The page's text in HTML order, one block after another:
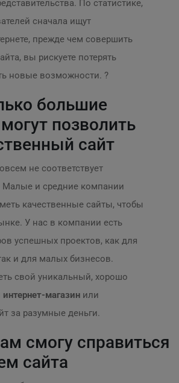
По статистике,
сначала ищут
прежде чем совершить
вы рискуете потерять
новые возможности. ?
большие
позволить
сайт
не соответствует
Малые и средние компании
качественные сайты, чтобы
У нас в компании есть
успешных проектов, как для
и для малых бизнесов.
свой уникальный, хорошо
интернет-магазин или
за разумные деньги.
смогу справиться
сайта